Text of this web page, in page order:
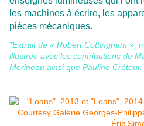
les machines à écrire, les
pièces mécaniques.
*Extrait de « Robert Cottingham »,
illustrée avec les contributions de
Morineau ainsi que Pauline Créteur.